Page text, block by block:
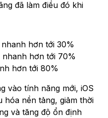
đã làm điều đó khi
hơn tới 30%
hơn tới 70%
hơn tới 80%
vào tính năng mới, iOS
hóa nền tảng, giảm thời
và tăng độ ổn định